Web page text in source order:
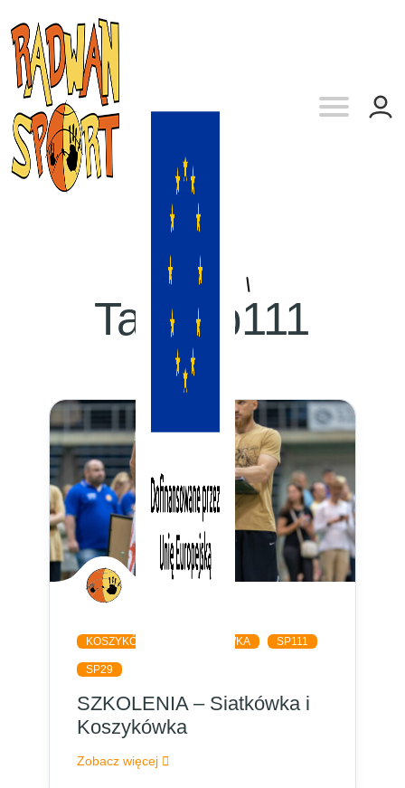
Tag: sp111
KOSZYKÓWKA SIATKÓWKA SP111
SP29
SZKOLENIA – Siatkówka i
Koszykówka
Zobacz więcej